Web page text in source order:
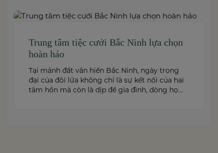
Trung tâm tiệc cưới Bắc Ninh lựa chọn
hoàn hảo
Tại mảnh đất văn hiến Bắc Ninh, ngày trọng
đại của đôi lứa không chỉ là sự kết nối của hai
tâm hồn mà còn là dịp để gia đình, dòng họ